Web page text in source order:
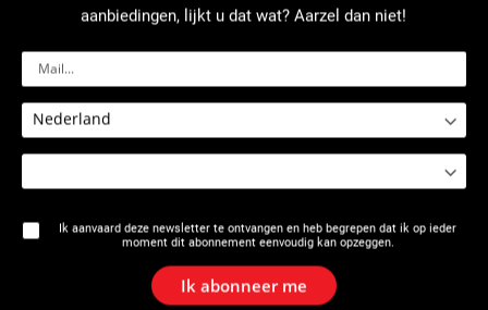
0112 : Geïsoleerde
0182 : Waterpomptang met
aanbiedingen, lijkt u dat wat? Aarzel dan niet!
Ik aanvaard deze newsletter te ontvangen en heb begrepen dat ik op ieder
moment dit abonnement eenvoudig kan opzeggen.
Ik abonneer me